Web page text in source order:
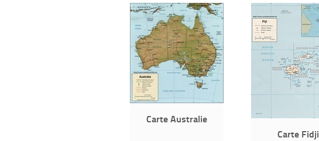
Carte Australie
Carte Fidji